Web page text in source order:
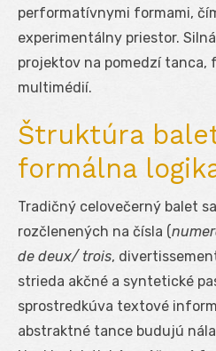
performatívnymi formami,
experimentálny priestor.
projektov na pomedzí tanca,
multimédií.
Štruktúra
formálna
Tradičný celovečerný balet
rozčlenených na čísla (
de deux/ trois,
strieda akčné a syntetické
sprostredkúva textové
abstraktné tance budujú